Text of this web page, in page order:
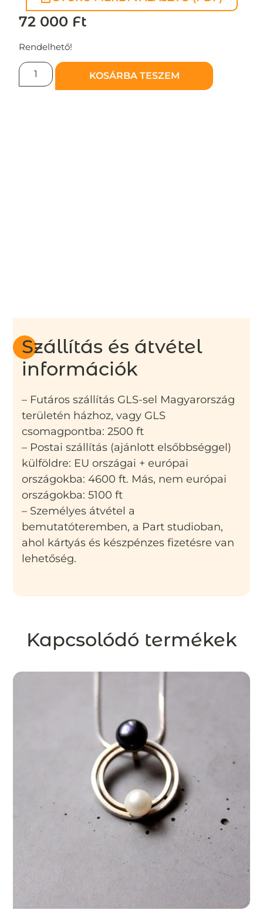
72 000 Ft
Rendelhető!
KOSÁRBA TESZEM
Szállítás és átvétel
információk
– Futáros szállítás GLS-sel Magyarország
területén házhoz, vagy GLS
csomagpontba: 2500 ft
– Postai szállítás (ajánlott elsőbbséggel)
külföldre: EU országai + európai
országokba: 4600 ft. Más, nem európai
országokba: 5100 ft
– Személyes átvétel a
bemutatóteremben, a Part studioban,
ahol kártyás és készpénzes fizetésre van
lehetőség.
Kapcsolódó termékek